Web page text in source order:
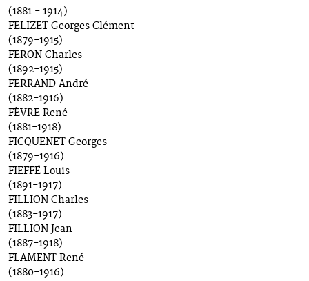
(1881 - 1914)
FELIZET Georges Clément
(1879-1915)
FERON Charles
(1892-1915)
FERRAND André
(1882-1916)
FÈVRE René
(1881-1918)
FICQUENET Georges
(1879-1916)
FIEFFÉ Louis
(1891-1917)
FILLION Charles
(1883-1917)
FILLION Jean
(1887-1918)
FLAMENT René
(1880-1916)